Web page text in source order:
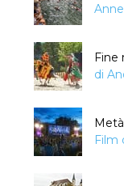
Fine
di
Film